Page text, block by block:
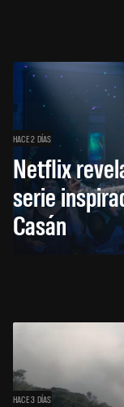
HACE 2 DÍAS
Netflix
serie
Casán
HACE 3 DÍAS